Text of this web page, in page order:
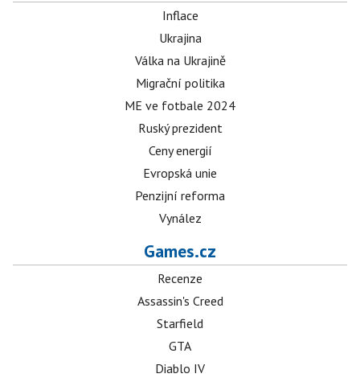
Inflace
Ukrajina
Válka na Ukrajině
Migrační politika
ME ve fotbale 2024
Ruský prezident
Ceny energií
Evropská unie
Penzijní reforma
Vynález
Games.cz
Recenze
Assassin's Creed
Starfield
GTA
Diablo IV